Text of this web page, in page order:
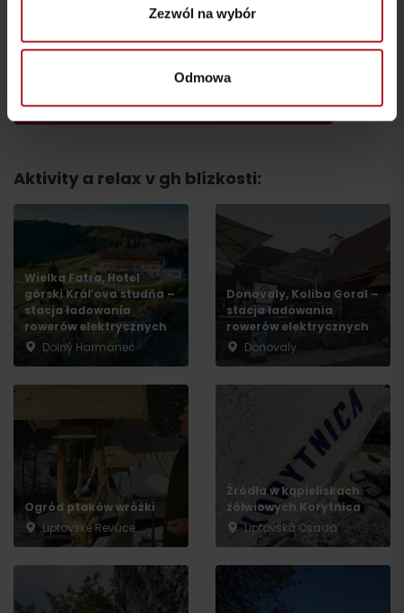
Zezwól na wybór
Odmowa
Koliba pod Vlkolíncom
Potok
Restauracja Vlkolínec
Ružomberok
wszystkie miejsca do jedzenia i picia
Aktivity a relax v gh blízkosti:
Wielka Fatra, Hotel
górski Kráľova studňa –
stacja ładowania
rowerów elektrycznych
Dolný Harmanec
Donovaly, Koliba Goral –
stacja ładowania
rowerów elektrycznych
Donovaly
Ogród ptaków wróżki
Liptovské Revúce
Źródła w kąpieliskach
żółwiowych Korytnica
Liptovská Osada
Wyjazd